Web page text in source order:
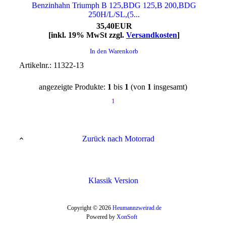
Benzinhahn Triumph B 125,BDG 125,B 200,BDG
250H/L/SL,(5...
35,40EUR
[inkl. 19% MwSt zzgl. Versandkosten]
In den Warenkorb
Artikelnr.: 11322-13
angezeigte Produkte: 1 bis 1 (von 1 insgesamt)
1
Zurück nach Motorrad
Klassik Version
Copyright © 2026 Heumannzweirad.de
Powered by XonSoft